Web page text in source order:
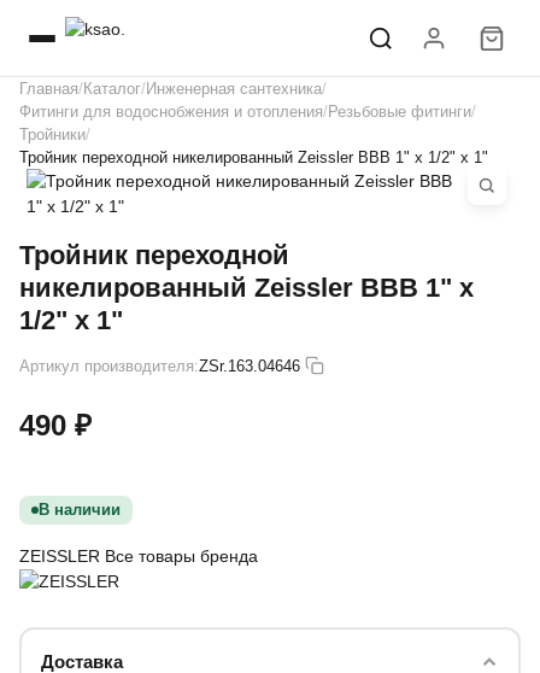
Главная Каталог Инженерная сантехника
Фитинги для водоснобжения и отопления Резьбовые фитинги
Тройники
Тройник переходной никелированный Zeissler ВВВ 1" х 1/2" х 1"
Тройник переходной
никелированный Zeissler ВВВ 1" х
1/2" х 1"
Артикул производителя:ZSr.163.04646
490 ₽
В наличии
ZEISSLER Все товары бренда
Доставка